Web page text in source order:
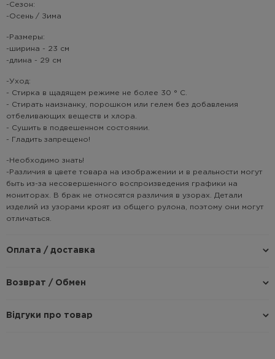
-Сезон:
-Осень / Зима
-Размеры:
-ширина - 23 см
-длина - 29 см
-Уход:
- Стирка в щадящем режиме не более 30 ° C.
- Стирать наизнанку, порошком или гелем без добавления
отбеливающих веществ и хлора.
- Сушить в подвешенном состоянии.
- Гладить запрещено!
-Необходимо знать!
-Различия в цвете товара на изображении и в реальности могут
быть из-за несовершенного воспроизведения графики на
мониторах. В брак не относятся различия в узорах. Детали
изделий из узорами кроят из общего рулона, поэтому они могут
отличаться.
Оплата / доставка
Возврат / Обмен
Відгуки про товар